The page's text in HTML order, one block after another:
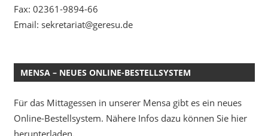
Fax: 02361-9894-66
Email: sekretariat@geresu.de
MENSA – NEUES ONLINE-BESTELLSYSTEM
Für das Mittagessen in unserer Mensa gibt es ein neues
Online-Bestellsystem. Nähere Infos dazu können Sie hier